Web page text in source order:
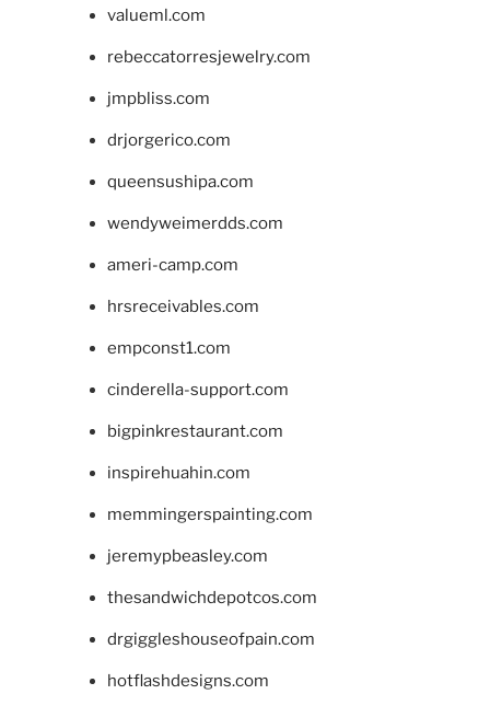
valueml.com
rebeccatorresjewelry.com
jmpbliss.com
drjorgerico.com
queensushipa.com
wendyweimerdds.com
ameri-camp.com
hrsreceivables.com
empconst1.com
cinderella-support.com
bigpinkrestaurant.com
inspirehuahin.com
memmingerspainting.com
jeremypbeasley.com
thesandwichdepotcos.com
drgiggleshouseofpain.com
hotflashdesigns.com